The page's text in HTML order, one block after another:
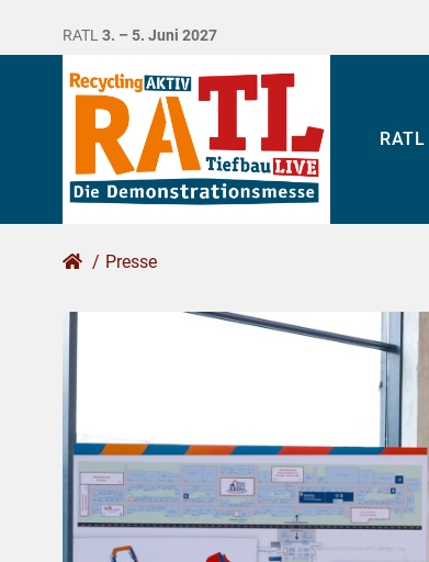
RATL 3. – 5. Juni 2027
RATL
/ Presse